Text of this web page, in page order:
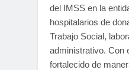
del IMSS en la
hospitalarios de
Trabajo Social,
administrativo. Con
fortalecido de